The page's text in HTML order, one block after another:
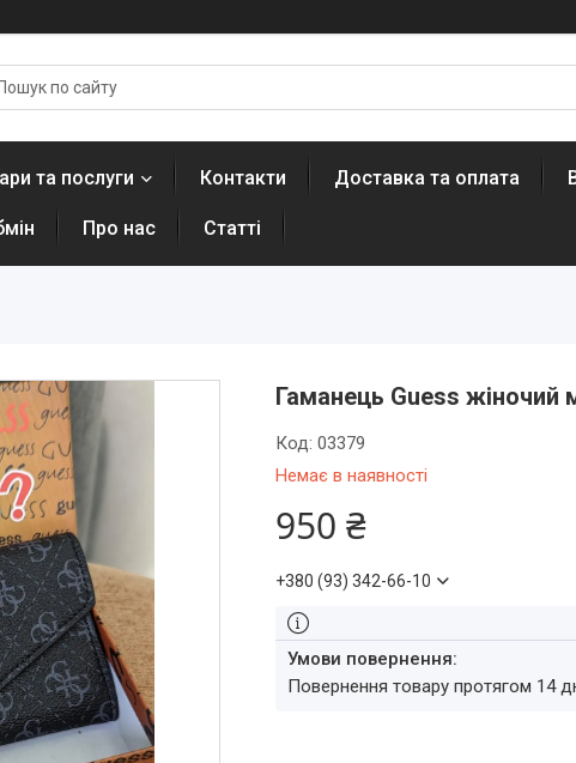
та послуги Контакти Доставка та оплата
Про нас Статті
Гаманець Guess жіночий
Немає в наявності
Код: 03379
950 ₴
+380 (93) 342-66-10
повернення товару протягом 14